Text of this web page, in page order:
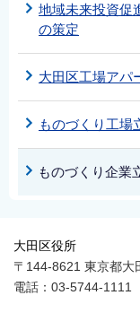
地域未来投資促
の策定
大田区工場アパ
ものづくり工場
ものづくり企業
大田区役所
〒144-8621 東京都
電話：03-5744-1111